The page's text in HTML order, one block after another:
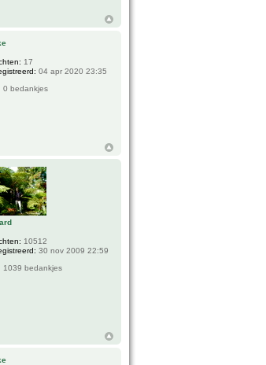
17
04 apr 2020 23:35
0 bedankjes
10512
30 nov 2009 22:59
1039 bedankjes